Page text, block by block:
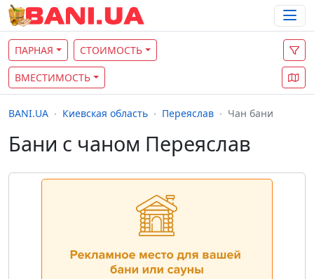
ПАРНАЯ СТОИМОСТЬ
ВМЕСТИМОСТЬ
BANI.UA Киевская область Переяслав Чан бани
Бани с чаном Переяслав